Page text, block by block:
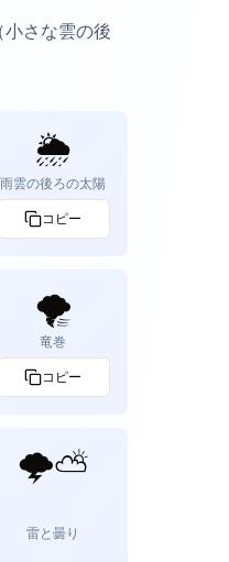
さな雲の後
🌦️
雨雲の後ろの太陽
コピー
🌪️
竜巻
コピー
🌩️️️⛅️
雷と曇り